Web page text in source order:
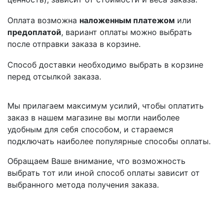
Оплата возможна наложенным платежом или
предоплатой, вариант оплаты можно выбрать
после отправки заказа в корзине.
Способ доставки необходимо выбрать в корзине
перед отсылкой заказа.
Мы прилагаем максимум усилий, чтобы оплатить
заказ в нашем магазине вы могли наиболее
удобным для себя способом, и стараемся
подключать наиболее популярные способы оплаты.
Обращаем Ваше внимание, что возможность
выбрать тот или иной способ оплаты зависит от
выбранного метода получения заказа.